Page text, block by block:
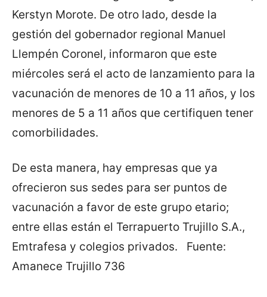
Kerstyn Morote. De otro lado, desde la
gestión del gobernador regional Manuel
Llempén Coronel, informaron que este
miércoles será el acto de lanzamiento para la
vacunación de menores de 10 a 11 años, y los
menores de 5 a 11 años que certifiquen tener
comorbilidades.
De esta manera, hay empresas que ya
ofrecieron sus sedes para ser puntos de
vacunación a favor de este grupo etario;
entre ellas están el Terrapuerto Trujillo S.A.,
Emtrafesa y colegios privados. Fuente:
Amanece Trujillo 736